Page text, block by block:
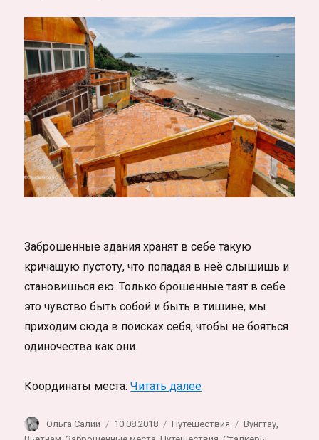
Заброшенные здания хранят в себе такую
кричащую пустоту, что попадая в неё слышишь и
становишься ею. Только брошенные таят в себе
это чувство быть собой и быть в тишине, мы
приходим сюда в поисках себя, чтобы не бояться
одиночества как они.
Координаты места:Читать далее«Заброшенный отель
Автор
Ольга Салий Опубликовано
10.08.2018 Рубрики
Путешествия Метки
Вунгтау,